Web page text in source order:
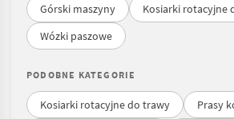
Górski maszyny
Kosiarki rotacyjne
Wózki paszowe
PODOBNE KATEGORIE
Kosiarki rotacyjne do trawy
Prasy